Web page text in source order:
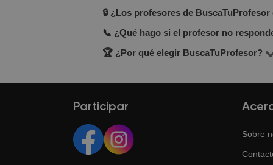
cada docente.
Sí, muchos profesores en
clases a distancia.
🔒 ¿Los profesores de
Sí. Todos los perfiles pasan por
alumnos para garantizar calidad y
📞 ¿Qué hago si el profesor no
Puedes contactarnos a través del
🏆 ¿Por qué elegir BuscaTuProfesor?
Participar
Sobre